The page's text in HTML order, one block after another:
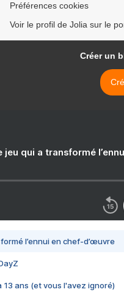
Préférences cookies
Voir le profil de Jolia sur le
Créer un
jeu qui a transformé
l’ennui en chef-d’œuvre
13 ans (et vous l'avez ignoré)